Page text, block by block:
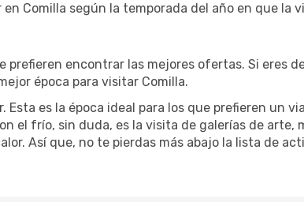
Comilla según la temporada del año en que la
encontrar las mejores ofertas. Si eres
época para visitar Comilla.
es la época ideal para los que prefieren un
el frío, sin duda, es la visita de galerías de arte,
Así que, no te pierdas más abajo la lista de